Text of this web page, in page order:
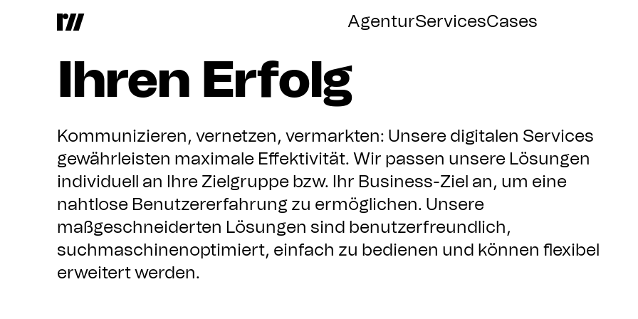
AgenturServicesCases
Unsere Services für
Ihren Erfolg
Kommunizieren, vernetzen, vermarkten: Unsere digitalen Services
gewährleisten maximale Effektivität. Wir passen unsere Lösungen
individuell an Ihre Zielgruppe bzw. Ihr Business-Ziel an, um eine
nahtlose Benutzererfahrung zu ermöglichen. Unsere
maßgeschneiderten Lösungen sind benutzerfreundlich,
suchmaschinenoptimiert, einfach zu bedienen und können flexibel
erweitert werden.